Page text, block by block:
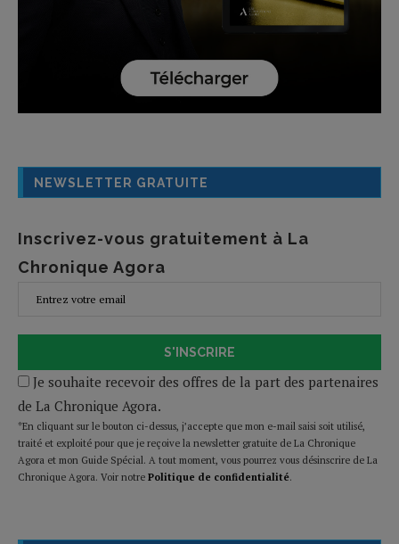
NEWSLETTER GRATUITE
Inscrivez-vous gratuitement à La
Chronique Agora
S'INSCRIRE
Je souhaite recevoir des offres de la part des partenaires
de La Chronique Agora.
*En cliquant sur le bouton ci-dessus, j’accepte que mon e-mail saisi soit utilisé,
traité et exploité pour que je reçoive la newsletter gratuite de La Chronique
Agora et mon Guide Spécial. A tout moment, vous pourrez vous désinscrire de La
Chronique Agora. Voir notre Politique de confidentialité.